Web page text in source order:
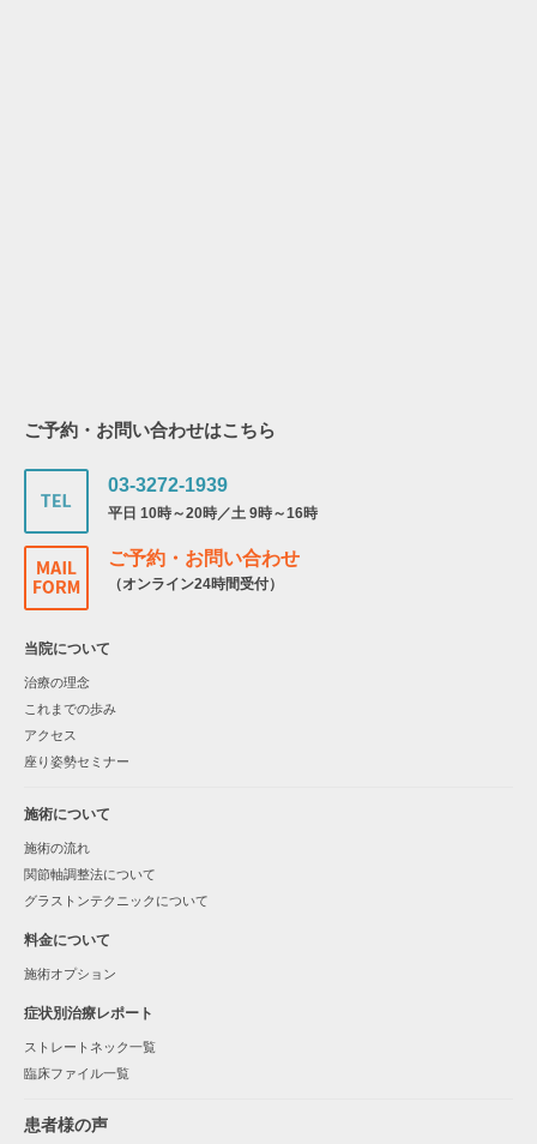
ご予約・お問い合わせはこちら
03-3272-1939
平日 10時～20時／土 9時～16時
ご予約・お問い合わせ
（オンライン24時間受付）
当院について
治療の理念
これまでの歩み
アクセス
座り姿勢セミナー
施術について
施術の流れ
関節軸調整法について
グラストンテクニックについて
料金について
施術オプション
症状別治療レポート
ストレートネック一覧
臨床ファイル一覧
患者様の声